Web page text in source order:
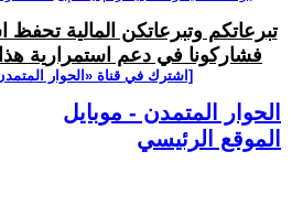
تبرعاتكم وتبرعاتكن المالية تحفظ
فشاركونا في دعم استمرارية
[اشترك في قناة ‫«الحوار
الحوار المتمدن - موبايل
الموقع الرئيسي